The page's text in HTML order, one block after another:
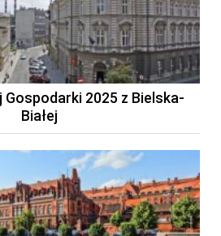
Gospodarki 2025 z Bielska-
Białej